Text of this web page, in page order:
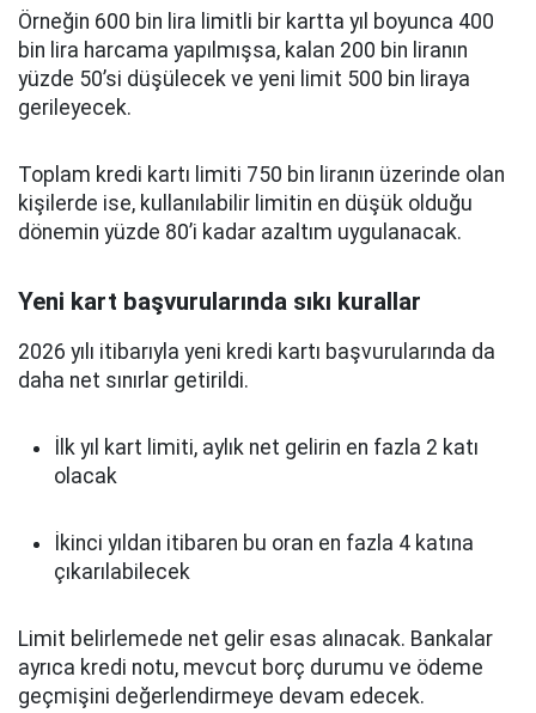
Örneğin 600 bin lira limitli bir kartta yıl boyunca 400
bin lira harcama yapılmışsa, kalan 200 bin liranın
yüzde 50’si düşülecek ve yeni limit 500 bin liraya
gerileyecek.
Toplam kredi kartı limiti 750 bin liranın üzerinde olan
kişilerde ise, kullanılabilir limitin en düşük olduğu
dönemin yüzde 80’i kadar azaltım uygulanacak.
Yeni kart başvurularında sıkı kurallar
2026 yılı itibarıyla yeni kredi kartı başvurularında da
daha net sınırlar getirildi.
İlk yıl kart limiti, aylık net gelirin en fazla 2 katı
olacak
İkinci yıldan itibaren bu oran en fazla 4 katına
çıkarılabilecek
Limit belirlemede net gelir esas alınacak. Bankalar
ayrıca kredi notu, mevcut borç durumu ve ödeme
geçmişini değerlendirmeye devam edecek.